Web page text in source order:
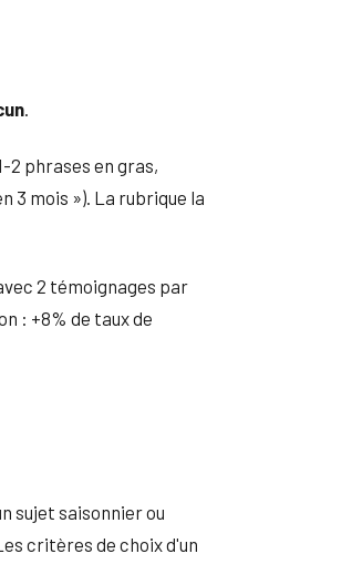
.
phrases en gras,
3 mois »). La rubrique la
2 témoignages par
: +8% de taux de
sujet saisonnier ou
critères de choix d'un